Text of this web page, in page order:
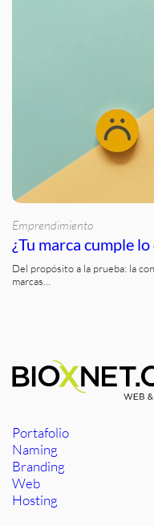
Emprendimiento
¿Tu marca cumple
Del propósito a la prueba: la
marcas…
Portafolio
Naming
Branding
Web
Hosting